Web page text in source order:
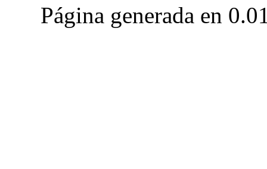
Página generada en